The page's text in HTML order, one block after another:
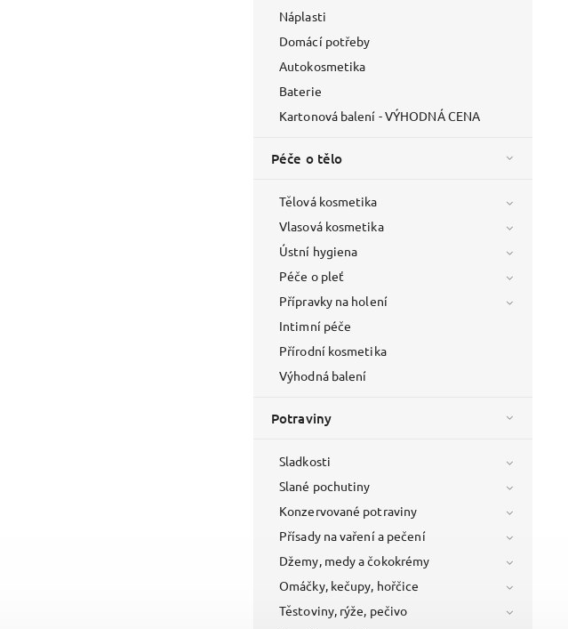
Náplasti
Domácí potřeby
Autokosmetika
Baterie
Kartonová balení - VÝHODNÁ CENA
Péče o tělo
Tělová kosmetika
Vlasová kosmetika
Ústní hygiena
Péče o pleť
Přípravky na holení
Intimní péče
Přírodní kosmetika
Výhodná balení
Potraviny
Sladkosti
Slané pochutiny
Konzervované potraviny
Přísady na vaření a pečení
Džemy, medy a čokokrémy
Omáčky, kečupy, hořčice
Těstoviny, rýže, pečivo